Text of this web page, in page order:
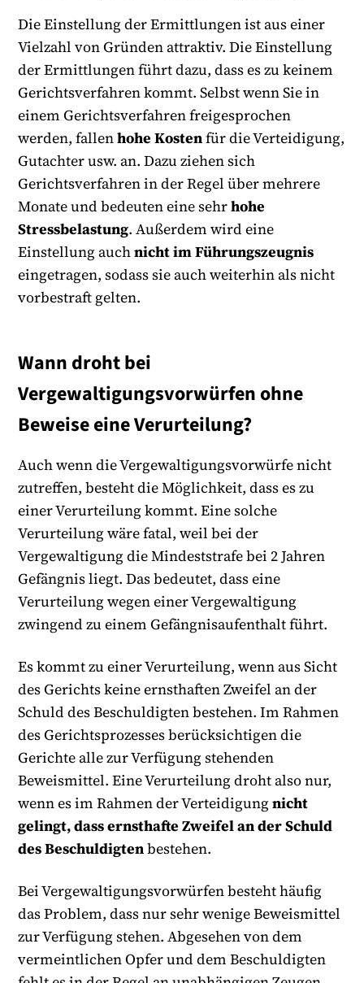
Die Einstellung der Ermittlungen ist aus einer
Vielzahl von Gründen attraktiv. Die Einstellung
der Ermittlungen führt dazu, dass es zu keinem
Gerichtsverfahren kommt. Selbst wenn Sie in
einem Gerichtsverfahren freigesprochen
werden, fallenhohe Kostenfür die Verteidigung,
Gutachter usw. an. Dazu ziehen sich
Gerichtsverfahren in der Regel über mehrere
Monate und bedeuten eine sehrhohe
Stressbelastung. Außerdem wird eine
Einstellung auchnicht im Führungszeugnis
eingetragen, sodass sie auch weiterhin als nicht
vorbestraft gelten.
Wann droht bei
Vergewaltigungsvorwürfen ohne
Beweise eine Verurteilung?
Auch wenn die Vergewaltigungsvorwürfe nicht
zutreffen, besteht die Möglichkeit, dass es zu
einer Verurteilung kommt. Eine solche
Verurteilung wäre fatal, weil bei der
Vergewaltigung die Mindeststrafe bei 2 Jahren
Gefängnis liegt. Das bedeutet, dass eine
Verurteilung wegen einer Vergewaltigung
zwingend zu einem Gefängnisaufenthalt führt.
Es kommt zu einer Verurteilung, wenn aus Sicht
des Gerichts keine ernsthaften Zweifel an der
Schuld des Beschuldigten bestehen. Im Rahmen
des Gerichtsprozesses berücksichtigen die
Gerichte alle zur Verfügung stehenden
Beweismittel. Eine Verurteilung droht also nur,
wenn es im Rahmen der Verteidigungnicht
gelingt, dass ernsthafte Zweifel an der Schuld
des Beschuldigtenbestehen.
Bei Vergewaltigungsvorwürfen besteht häufig
das Problem, dass nur sehr wenige Beweismittel
zur Verfügung stehen. Abgesehen von dem
vermeintlichen Opfer und dem Beschuldigten